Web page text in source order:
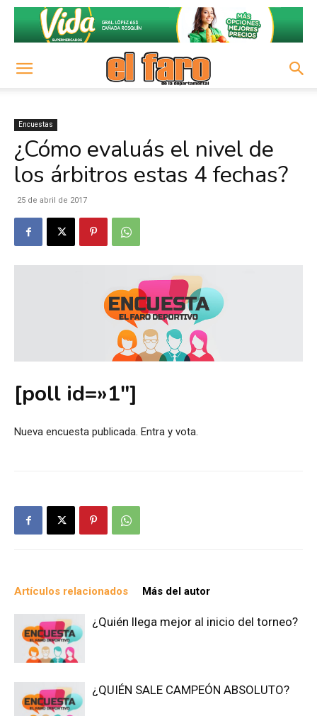
Encuestas
¿Cómo evaluás el nivel de
los árbitros estas 4 fechas?
25 de abril de 2017
[poll id=»1″]
Nueva encuesta publicada. Entra y vota.
Artículos relacionados Más del autor
¿Quién llega mejor al inicio del torneo?
¿QUIÉN SALE CAMPEÓN ABSOLUTO?